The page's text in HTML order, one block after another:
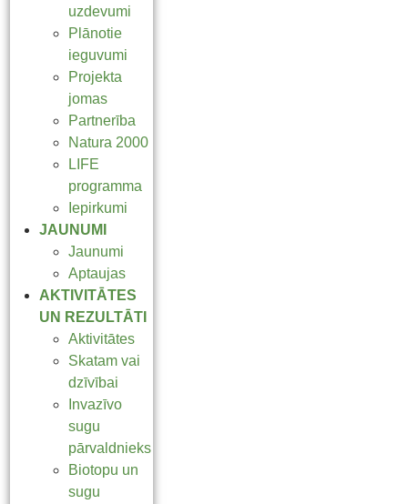
uzdevumi
Plānotie
ieguvumi
Projekta
jomas
Partnerība
Natura 2000
LIFE
programma
Iepirkumi
JAUNUMI
Jaunumi
Aptaujas
AKTIVITĀTES
UN REZULTĀTI
Aktivitātes
Skatam vai
dzīvībai
Invazīvo
sugu
pārvaldnieks
Biotopu un
sugu